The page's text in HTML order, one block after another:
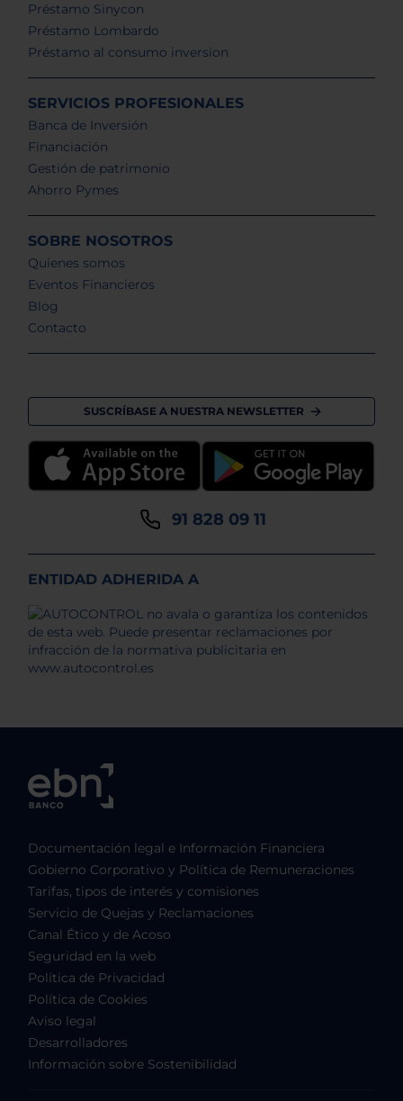
Préstamo Sinycon
Préstamo Lombardo
Préstamo al consumo inversion
SERVICIOS PROFESIONALES
Banca de Inversión
Financiación
Gestión de patrimonio
Ahorro Pymes
SOBRE NOSOTROS
Quienes somos
Eventos Financieros
Blog
Contacto
SUSCRÍBASE A NUESTRA NEWSLETTER
91 828 09 11
ENTIDAD ADHERIDA A
Documentación legal e Información Financiera
Gobierno Corporativo y Política de Remuneraciones
Tarifas, tipos de interés y comisiones
Servicio de Quejas y Reclamaciones
Canal Ético y de Acoso
Seguridad en la web
Política de Privacidad
Política de Cookies
Aviso legal
Desarrolladores
Información sobre Sostenibilidad